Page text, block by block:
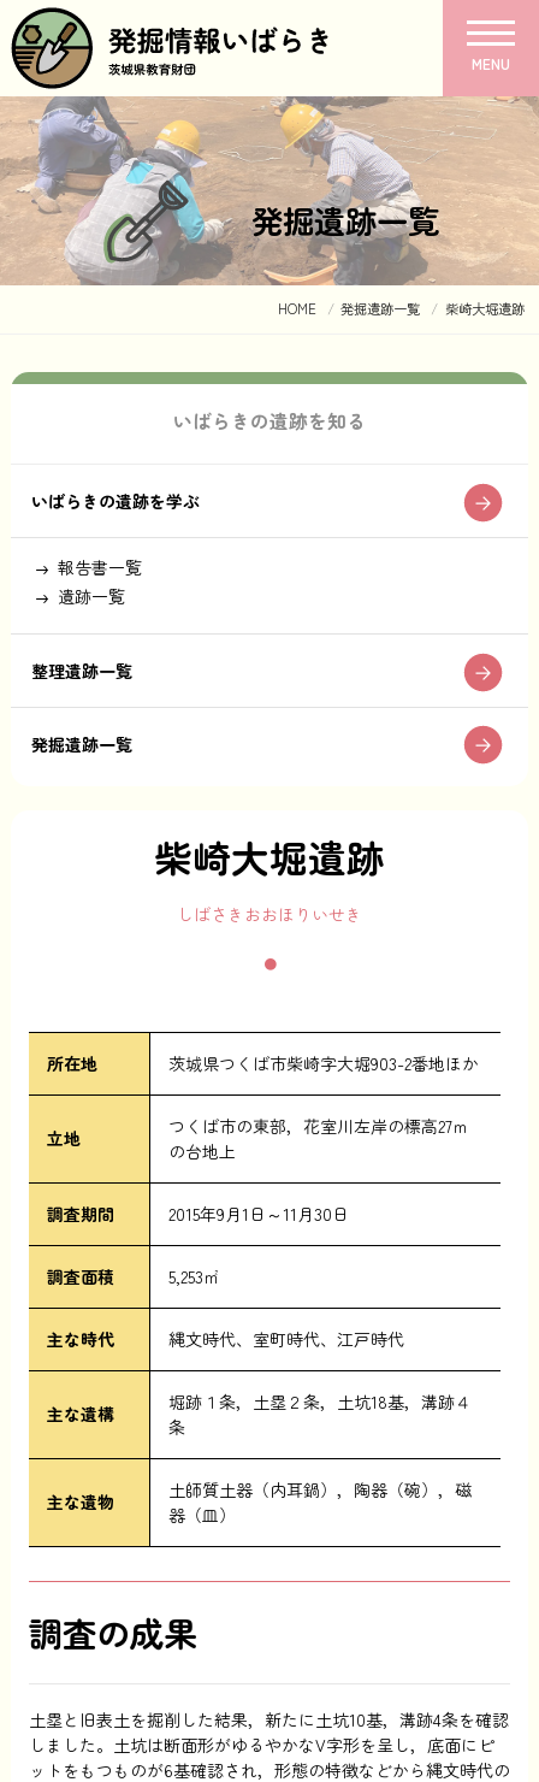
MENU
発掘遺跡一覧
HOME 発掘遺跡一覧 柴崎大堀遺跡
いばらきの遺跡を知る
いばらきの遺跡を学ぶ
報告書一覧
遺跡一覧
整理遺跡一覧
発掘遺跡一覧
柴崎大堀遺跡
しばさきおおほりいせき
所在地 茨城県つくば市柴崎字大堀903-2番地ほか
立地
つくば市の東部，花室川左岸の標高27ｍ
の台地上
調査期間 2015年9月1日～11月30日
調査面積 5,253㎡
主な時代 縄文時代 室町時代 江戸時代
主な遺構
堀跡１条，土塁２条，土坑18基，溝跡４
条
主な遺物
土師質土器（内耳鍋），陶器（碗），磁
器（皿）
調査の成果
土塁と旧表土を掘削した結果，新たに土坑10基，溝跡4条を確認
しました。土坑は断面形がゆるやかなV字形を呈し，底面にピ
ットをもつものが6基確認され，形態の特徴などから縄文時代の